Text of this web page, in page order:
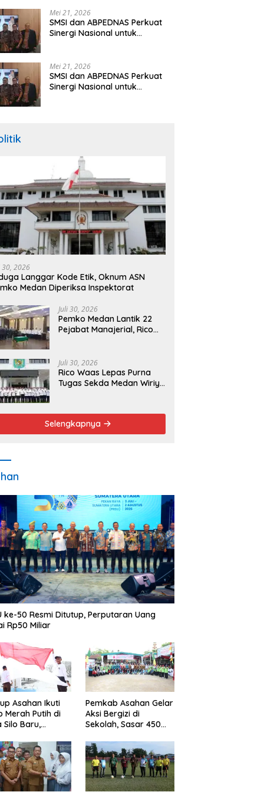
Mei 21, 2026
SMSI dan ABPEDNAS Perkuat
Sinergi Nasional untuk
Mei 21, 2026
SMSI dan ABPEDNAS Perkuat
Sinergi Nasional untuk
30, 2026
Langgar Kode Etik, Oknum ASN
Medan Diperiksa Inspektorat
Juli 30, 2026
Pemko Medan Lantik 22
Pejabat Manajerial, Rico
Transparan
Juli 30, 2026
Rico Waas Lepas Purna
Tugas Sekda Medan Wiriya
Berakhir
Selengkapnya
ke-50 Resmi Ditutup, Perputaran Uang
Rp50 Miliar
Asahan Ikuti
Merah Putih di
Silo Baru,
Pemkab Asahan Gelar
Aksi Bergizi di
Sekolah, Sasar 450
Stunting